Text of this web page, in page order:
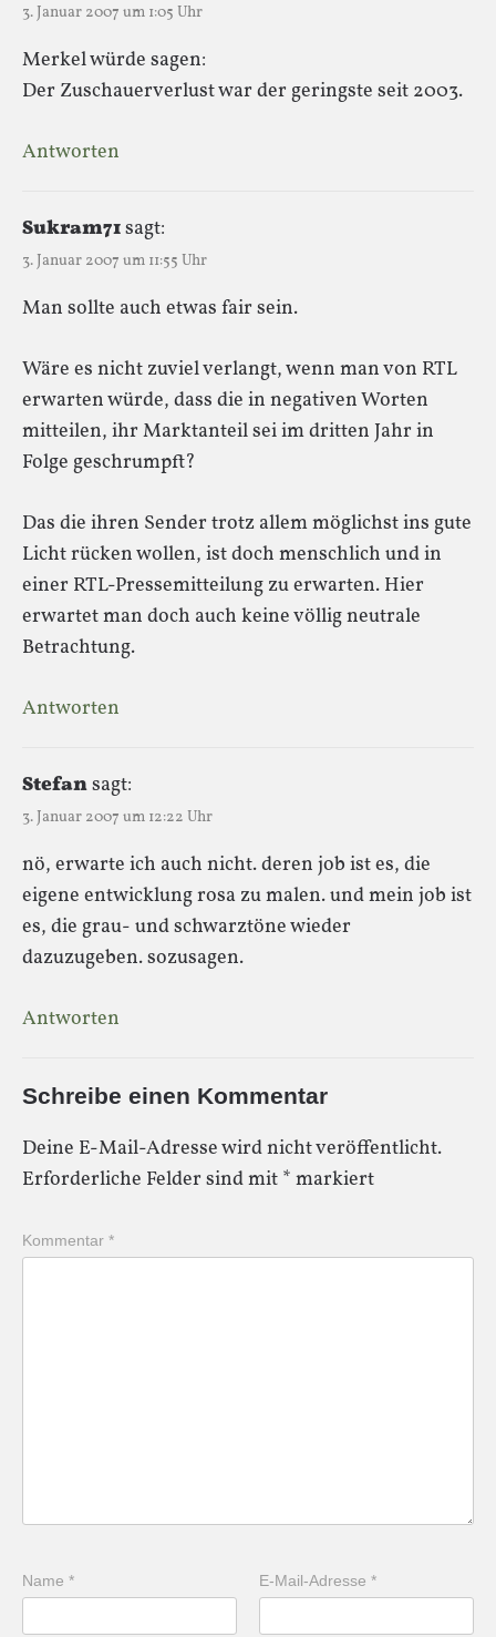
3. Januar 2007 um 1:05 Uhr
Merkel würde sagen:
Der Zuschauerverlust war der geringste seit 2003.
Antworten
Sukram71sagt:
3. Januar 2007 um 11:55 Uhr
Man sollte auch etwas fair sein.
Wäre es nicht zuviel verlangt, wenn man von RTL
erwarten würde, dass die in negativen Worten
mitteilen, ihr Marktanteil sei im dritten Jahr in
Folge geschrumpft?
Das die ihren Sender trotz allem möglichst ins gute
Licht rücken wollen, ist doch menschlich und in
einer RTL-Pressemitteilung zu erwarten. Hier
erwartet man doch auch keine völlig neutrale
Betrachtung.
Antworten
Stefansagt:
3. Januar 2007 um 12:22 Uhr
nö, erwarte ich auch nicht. deren job ist es, die
eigene entwicklung rosa zu malen. und mein job ist
es, die grau- und schwarztöne wieder
dazuzugeben. sozusagen.
Antworten
Schreibe einen Kommentar
Deine E-Mail-Adresse wird nicht veröffentlicht.
Erforderliche Felder sind mit * markiert
Kommentar *
Name * E-Mail-Adresse*